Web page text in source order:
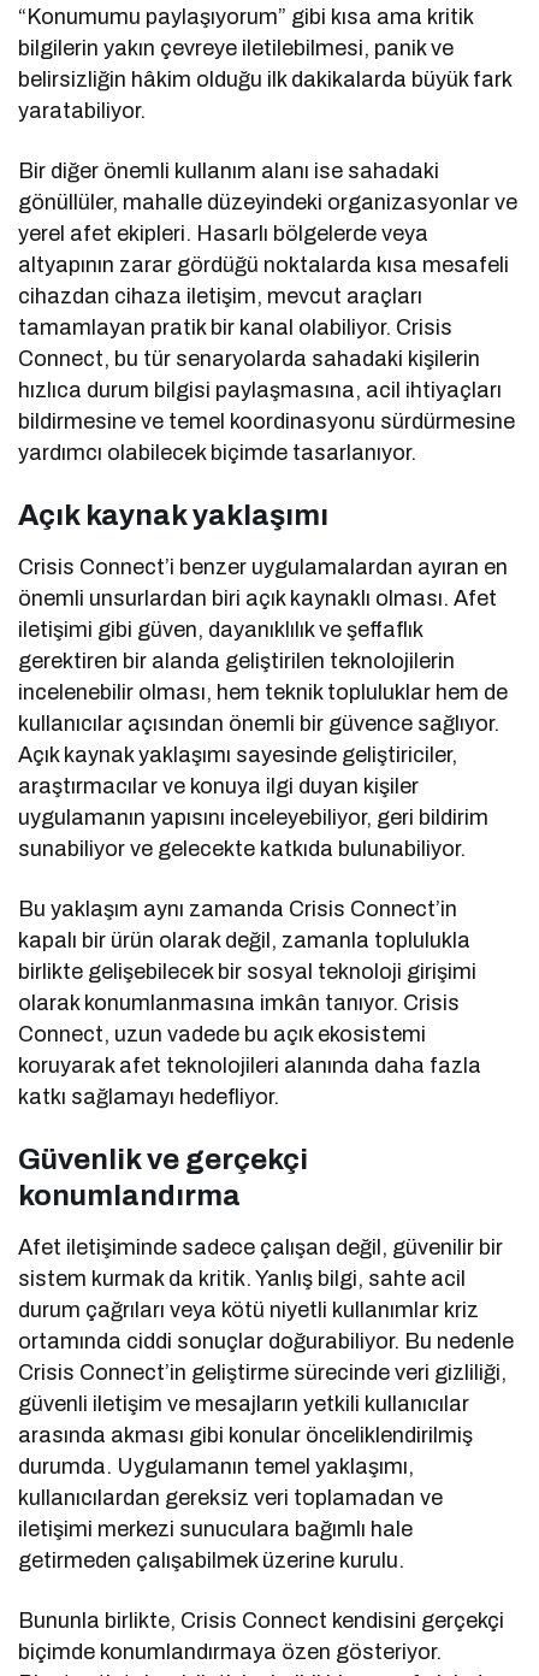
“Konumumu paylaşıyorum” gibi kısa ama kritik
bilgilerin yakın çevreye iletilebilmesi, panik ve
belirsizliğin hâkim olduğu ilk dakikalarda büyük fark
yaratabiliyor.
Bir diğer önemli kullanım alanı ise sahadaki
gönüllüler, mahalle düzeyindeki organizasyonlar ve
yerel afet ekipleri. Hasarlı bölgelerde veya
altyapının zarar gördüğü noktalarda kısa mesafeli
cihazdan cihaza iletişim, mevcut araçları
tamamlayan pratik bir kanal olabiliyor. Crisis
Connect, bu tür senaryolarda sahadaki kişilerin
hızlıca durum bilgisi paylaşmasına, acil ihtiyaçları
bildirmesine ve temel koordinasyonu sürdürmesine
yardımcı olabilecek biçimde tasarlanıyor.
Açık kaynak yaklaşımı
Crisis Connect’i benzer uygulamalardan ayıran en
önemli unsurlardan biri açık kaynaklı olması. Afet
iletişimi gibi güven, dayanıklılık ve şeffaflık
gerektiren bir alanda geliştirilen teknolojilerin
incelenebilir olması, hem teknik topluluklar hem de
kullanıcılar açısından önemli bir güvence sağlıyor.
Açık kaynak yaklaşımı sayesinde geliştiriciler,
araştırmacılar ve konuya ilgi duyan kişiler
uygulamanın yapısını inceleyebiliyor, geri bildirim
sunabiliyor ve gelecekte katkıda bulunabiliyor.
Bu yaklaşım aynı zamanda Crisis Connect’in
kapalı bir ürün olarak değil, zamanla toplulukla
birlikte gelişebilecek bir sosyal teknoloji girişimi
olarak konumlanmasına imkân tanıyor. Crisis
Connect, uzun vadede bu açık ekosistemi
koruyarak afet teknolojileri alanında daha fazla
katkı sağlamayı hedefliyor.
Güvenlik ve gerçekçi
konumlandırma
Afet iletişiminde sadece çalışan değil, güvenilir bir
sistem kurmak da kritik. Yanlış bilgi, sahte acil
durum çağrıları veya kötü niyetli kullanımlar kriz
ortamında ciddi sonuçlar doğurabiliyor. Bu nedenle
Crisis Connect’in geliştirme sürecinde veri gizliliği,
güvenli iletişim ve mesajların yetkili kullanıcılar
arasında akması gibi konular önceliklendirilmiş
durumda. Uygulamanın temel yaklaşımı,
kullanıcılardan gereksiz veri toplamadan ve
iletişimi merkezi sunuculara bağımlı hale
getirmeden çalışabilmek üzerine kurulu.
Bununla birlikte, Crisis Connect kendisini gerçekçi
biçimde konumlandırmaya özen gösteriyor.